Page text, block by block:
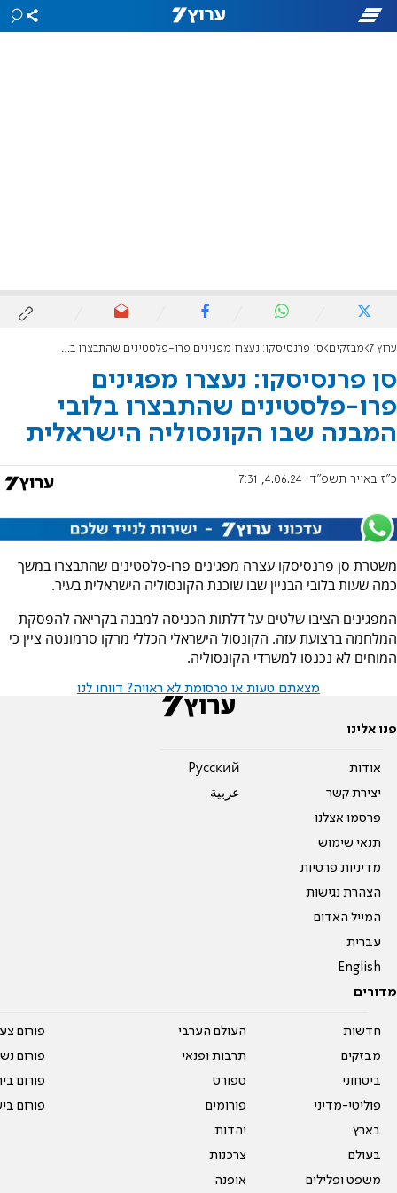
ערוץ 7 מבזקים סן פרנסיסקו: נעצרו מפגינים פרו-פלסטינים שהתבצרו בלובי המבנה שבו הקונסוליה הישראלית
סן פרנסיסקו: נעצרו מפגינים
פרו-פלסטינים שהתבצרו בלובי
המבנה שבו הקונסוליה הישראלית
כ"ז באייר תשפ"ד 4.06.24, 7:31
משטרת סן פרנסיסקו עצרה מפגינים פרו-פלסטינים שהתבצרו במשך
כמה שעות בלובי הבניין שבו שוכנת הקונסוליה הישראלית בעיר.
המפגינים הציבו שלטים על דלתות הכניסה למבנה בקריאה להפסקת
המלחמה ברצועת עזה. הקונסול הישראלי הכללי מרקו סרמונטה ציין כי
המוחים לא נכנסו למשרדי הקונסוליה.
מצאתם טעות או פרסומת לא ראויה? דווחו לנו
פנו אלינו
אודות
יצירת קשר
פרסמו אצלנו
תנאי שימוש
מדיניות פרטיות
הצהרת נגישות
המייל האדום
עברית
English
Pусский
عربية
מדורים
חדשות
מבזקים
ביטחוני
פוליטי-מדיני
בארץ
בעולם
משפט ופלילים
העולם הערבי
תרבות ופנאי
ספורט
פורומים
יהדות
צרכנות
אופנה
פורום
פורום
פורום
פורום